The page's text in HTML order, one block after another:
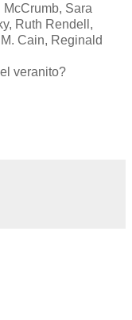
McCrumb, Sara
Ruth Rendell,
Cain, Reginald
veranito?